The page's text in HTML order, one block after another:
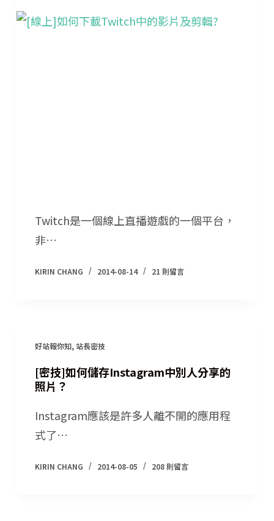
Twitch是一個線上直播遊戲的一個平台，
非…
KIRIN CHANG 2014-08-14 21 則留言
好站報你知, 站長密技
[密技]如何儲存Instagram中別人分享的
照片？
Instagram應該是許多人離不開的應用程
式了…
KIRIN CHANG 2014-08-05 208 則留言